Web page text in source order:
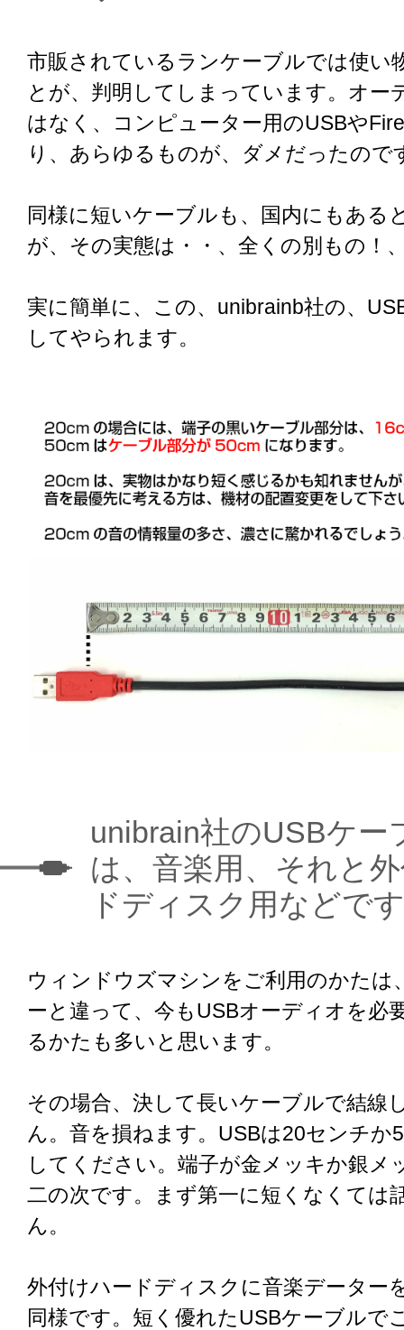
市販されているランケーブルでは使い
とが、判明してしまっています。オー
はなく、コンピューター用のUSBや
り、あらゆるものが、ダメだったので
同様に短いケーブルも、国内にもある
が、その実態は・・、全くの別もの！
実に簡単に、この、unibrainb社の、
してやられます。
unibrain社のUSBケー
は、音楽用、それと
ドディスク用などで
ウィンドウズマシンをご利用のかたは
ーと違って、今もUSBオーディオを必
るかたも多いと思います。
その場合、決して長いケーブルで結線
ん。音を損ねます。USBは20センチか
してください。端子が金メッキか銀メ
二の次です。まず第一に短くなくては
ん。
外付けハードディスクに音楽データー
同様です。短く優れたUSBケーブルで